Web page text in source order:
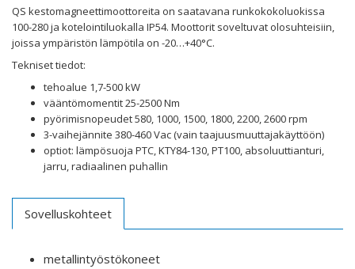
QS kestomagneettimoottoreita on saatavana runkokokoluokissa
100-280 ja kotelointiluokalla IP54. Moottorit soveltuvat olosuhteisiin,
joissa ympäristön lämpötila on -20…+40°C.
Tekniset tiedot:
tehoalue 1,7-500 kW
vääntömomentit 25-2500 Nm
pyörimisnopeudet 580, 1000, 1500, 1800, 2200, 2600 rpm
3-vaihejännite 380-460 Vac (vain taajuusmuuttajakäyttöön)
optiot: lämpösuoja PTC, KTY84-130, PT100, absoluuttianturi,
jarru, radiaalinen puhallin
Sovelluskohteet
metallintyöstökoneet